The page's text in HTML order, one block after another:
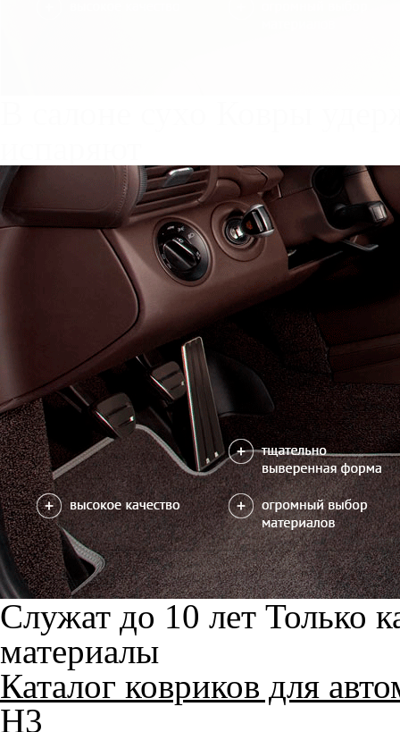
Каталог ковриков для
H3
Автоковрики для Great
Поколение:1 поколение
Салон
EVA
4 коврика 2700
В корзину
Коврик на центральный тоннель
отдельно или слитно с задним
ковриком
350
можете уточнить
Отдельно
Слитно с левым
Слитно с правым
Фурнитура